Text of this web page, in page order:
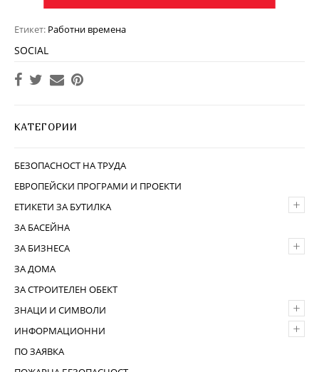
Етикет: Работни времена
SOCIAL
КАТЕГОРИИ
БЕЗОПАСНОСТ НА ТРУДА
ЕВРОПЕЙСКИ ПРОГРАМИ И ПРОЕКТИ
+
ЕТИКЕТИ ЗА БУТИЛКА
ЗА БАСЕЙНА
+
ЗА БИЗНЕСА
ЗА ДОМА
ЗА СТРОИТЕЛЕН ОБЕКТ
+
ЗНАЦИ И СИМВОЛИ
+
ИНФОРМАЦИОННИ
ПО ЗАЯВКА